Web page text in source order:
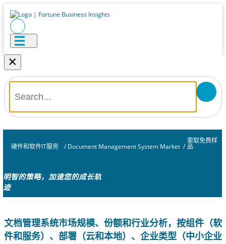
×
硬件和软件IT服务 / Document Management System Market /
索取免费样
品
明智的策略，加速您的成长轨
迹
文档管理系统市场规模、份额和行业分析，按组件（软
件和服务）、部署（云和本地）、企业类型（中小企业